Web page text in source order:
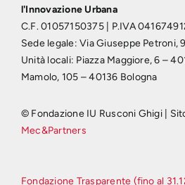
l'Innovazione Urbana
C.F. 01057150375 | P.IVA
Sede legale: Via Giuseppe Petroni,
Unità locali: Piazza Maggiore, 6 –
Mamolo, 105 – 40136 Bologna
© Fondazione IU Rusconi Ghigi |
Mec&Partners
Fondazione Trasparente (fino al